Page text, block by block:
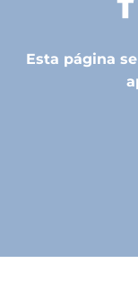
Esta página